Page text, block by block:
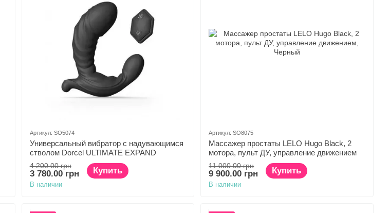
Артикул: SO5074
Универсальный вибратор с надувающимся
стволом Dorcel ULTIMATE EXPAND
4 200.00 грн
3 780.00 грн Купить
В наличии
Артикул: SO8075
Массажер простаты LELO Hugo Black, 2
мотора, пульт ДУ, управление движением
11 000.00 грн
9 900.00 грн Купить
В наличии